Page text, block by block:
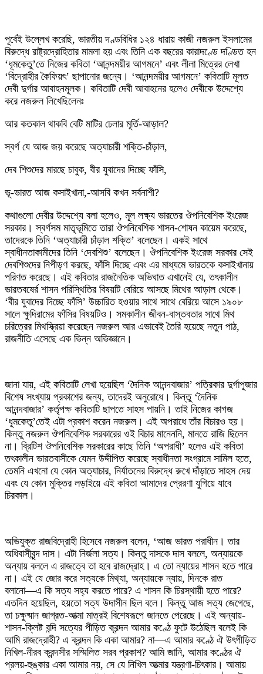
পূর্বেই উল্লেখ করেছি, ভারতীয় দণ্ডবিধির ১২৪ ধারায় কাজী নজরুল ইসলামের
বিরুদ্ধে রাষ্ট্রদ্রোহিতার মামলা হয় এবং তিনি এক বছরের কারাদণ্ডে দণ্ডিত হন
‘ধূমকেতু’তে নিজের কবিতা ‘আনন্দময়ীর আগমনে’ এবং লীলা মিত্রের লেখা
‘বিদ্রোহীর কৈফিয়ৎ’ ছাপানোর জন্যে। ‘আনন্দময়ীর আগমনে’ কবিতাটি মূলত
দেবী দুর্গার আবাহনমূলক। কবিতাটি দেবী আবাহনের হলেও দেবীকে উদ্দেশ্যে
করে নজরুল লিখেছিলেনঃ
আর কতকাল থাকবি বেটি মাটির ঢেলার মূর্তি-আড়াল?
স্বর্গ যে আজ জয় করেছে অত্যাচারী শক্তি-চাঁড়াল,
দেব শিশুদের মারছে চাবুক, বীর যুবাদের দিচ্ছে ফাঁসি,
ভূ-ভারত আজ কসাইখানা,-আসবি কখন সর্বনাশী?
কথাগুলো দেবীর উদ্দেশ্যে বলা হলেও, মূল লক্ষ্য ভারতের ঔপনিবেশিক ইংরেজ
সরকার। স্বর্গসম মাতৃভূমিতে তারা ঔপনিবেশিক শাসন-শোষন কায়েম করেছে,
তাদেরকে তিনি ‘অত্যাচারী চাঁড়াল শক্তি’ বলেছেন। একই সাথে
স্বাধীনতাকামীদের তিনি ‘দেবশিশু’ বলেছেন। ঔপনিবেশিক ইংরেজ সরকার সেই
দেবশিশুদের নিপীড়ণ করছে, ফাঁসি দিচ্ছে এবং এর মাধ্যমে ভারতকে কসাইখানায়
পরিণত করেছে। এই কবিতার রাজনৈতিক অভিঘাত এখানেই যে, তৎকালীন
ভারতবষের্র শাসন পরিস্থিতির বিষয়টি বেরিয়ে আসছে মিথের আড়াল থেকে।
‘বীর যুবাদের দিচ্ছে ফাঁসি’ উচ্চারিত হওয়ার সাথে সাথে বেরিয়ে আসে ১৯০৮
সালে ক্ষুদিরামের ফাঁসির বিষয়টিও। সমকালীন জীবন-বাস্তবতার সাথে মিথ
চরিত্রের মিথস্ক্রিয়া করেছেন নজরুল আর এভাবেই তৈরি হয়েছে নতুন পাঠ,
রাজনীতি এসেছে এক ভিন্ন অভিজ্ঞানে।
জানা যায়, এই কবিতাটি লেখা হয়েছিল ‘দৈনিক আনন্দবাজার’ পত্রিকার দুর্গাপূজার
বিশেষ সংখ্যায় প্রকাশের জন্য, তাদেরই অনুরোধে। কিন্তু ‘দৈনিক
আনন্দবাজার’ কর্তৃপক্ষ কবিতাটি ছাপতে সাহস পায়নি। তাই নিজের কাগজ
‘ধূমকেতু’তেই এটা প্রকাশ করেন নজরুল। এই অপরাধে তাঁর বিচারও হয়।
কিন্তু নজরুল ঔপনিবেশিক সরকারের ওই বিচার মানেননি, মানতে রাজি ছিলেন
না। ব্রিটিশ ঔপনিবেশিক সরকারের কাছে তিনি ‘অপরাধী’ হলেও এই কবিতা
তৎকালীন ভারতবাসীকে যেমন উদ্দীপিত করেছে স্বাধীনতা সংগ্রামে সামিল হতে,
তেমনি এখনো যে কোন অত্যাচার, নির্যাতনের বিরুদ্ধে রুখে দাঁড়াতে সাহস দেয়
এবং যে কোন মুক্তির লড়াইয়ে এই কবিতা আমাদের প্রেরণা যুগিয়ে যাবে
চিরকাল।
অভিযুক্ত রাজবিদ্রোহী হিসেবে নজরুল বলেন, ‘আজ ভারত পরাধীন। তার
অধিবাসীবৃন্দ দাস। এটা নির্জলা সত্য। কিন্তু দাসকে দাস বললে, অন্যায়কে
অন্যায় বললে এ রাজত্বে তা হবে রাজদ্রোহ। এ তো ন্যায়ের শাসন হতে পারে
না। এই যে জোর করে সত্যকে মিথ্যা, অন্যায়কে ন্যায়, দিনকে রাত
বলানো―এ কি সত্য সহ্য করতে পারে? এ শাসন কি চিরস্থায়ী হতে পারে?
এতদিন হয়েছিল, হয়তো সত্য উদাসীন ছিল বলে। কিন্তু আজ সত্য জেগেছে,
তা চক্ষুষ্মান জাগ্রত-আত্মা মাত্রই বিশেষরূপে জানতে পেরেছে। এই অন্যায়-
শাসন-ক্লিষ্ট বন্দি সত্যের পীড়িত ক্রন্দন আমার কণ্ঠে ফুটে উঠেছিল বলেই কি
আমি রাজদ্রোহী? এ ক্রন্দন কি একা আমার? না―এ আমার কণ্ঠে ঐ উৎপীড়িত
নিখিল-নীরব ক্রন্দসীর সম্মিলিত সরব প্রকাশ? আমি জানি, আমার কণ্ঠের ঐ
প্রলয়-হুঙ্কার একা আমার নয়, সে যে নিখিল আত্মার যন্ত্রণা-চিৎকার। আমায়